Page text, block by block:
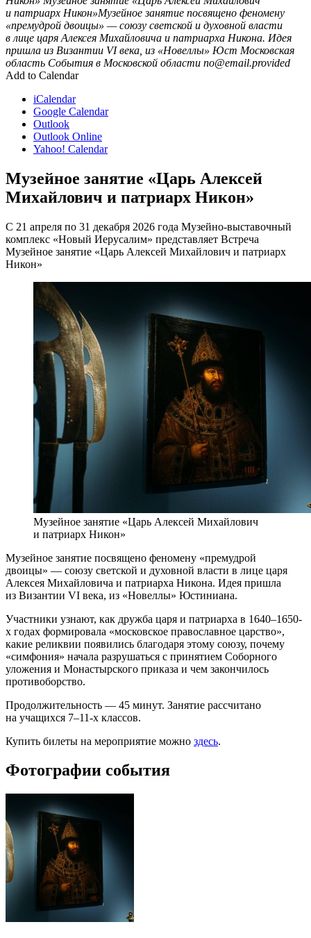
и патриарх Никон»Музейное занятие посвящено феномену
«премудрой двоицы» — союзу светской и духовной власти
в лице царя Алексея Михайловича и патриарха Никона. Идея
пришла из Византии VI века, из «Новеллы» Юст Московская
область События в Московской области no@email.provided
Add to Calendar
iCalendar
Google Calendar
Outlook
Outlook Online
Yahoo! Calendar
Музейное занятие «Царь Алексей
Михайлович и патриарх Никон»
С 21 апреля по 31 декабря 2026 года Музейно-выставочный
комплекс «Новый Иерусалим» представляет Встреча
Музейное занятие «Царь Алексей Михайлович и патриарх
Никон»
Музейное занятие «Царь Алексей Михайлович
и патриарх Никон»
Музейное занятие посвящено феномену «премудрой
двоицы» — союзу светской и духовной власти в лице царя
Алексея Михайловича и патриарха Никона. Идея пришла
из Византии VI века, из «Новеллы» Юстиниана.
Участники узнают, как дружба царя и патриарха в 1640–1650-
х годах формировала «московское православное царство»,
какие реликвии появились благодаря этому союзу, почему
«симфония» начала разрушаться с принятием Соборного
уложения и Монастырского приказа и чем закончилось
противоборство.
Продолжительность — 45 минут. Занятие рассчитано
на учащихся 7–11-х классов.
Купить билеты на мероприятие можно здесь.
Фотографии события